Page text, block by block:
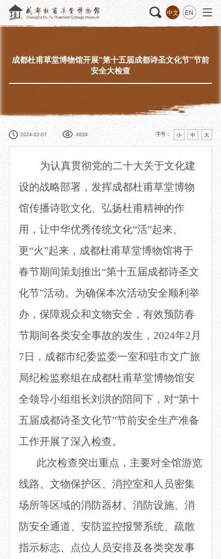
中文 EN
请
“人日游草堂”系列文化活动
数字资源
捐赠名录
文创 杜甫草堂文创馆
数字文创
IP授权
草堂艺术中心
文创咨询
景点 正门
工部祠
少陵草堂碑亭
唐代遗址
草堂影壁
大雅堂
草堂书院
成都杜甫草堂博物馆开展“第十五届成都诗圣文化节”节前
安全大检查
2024-02-07 4839 字号： 小 中 大
为认真贯彻党的二十大关于文化建
设的战略部署，发挥成都杜甫草堂博物
馆传播诗歌文化、弘扬杜甫精神的作
用，让中华优秀传统文化“活”起来、
更“火”起来， 成都杜甫草堂博物馆将于
春节期间策划推出“第十五届成都诗圣文
化节”活动。为确保本次活动安全顺利举
办，保障观众和文物安全， 有效预防春
节期间各类安全事故的发生， 2024年2月
7 日， 成都市纪委监委一室和驻市文广旅
局纪检监察组在成都杜甫草堂博物馆安
全领导小组组长刘洪的陪同下 ， 对“第十
五届成都诗圣文化节”节前安全生产准备
工作开展了深入检查。
此次检查突出重点， 主要对全馆游览
线路、 文物保护区、消控室和 人员密集
场所等区域的消防器材、消防设施、消
防安全通道、 安防监控报警系统、 疏散
指示标志、点位人员安排及各类突发事